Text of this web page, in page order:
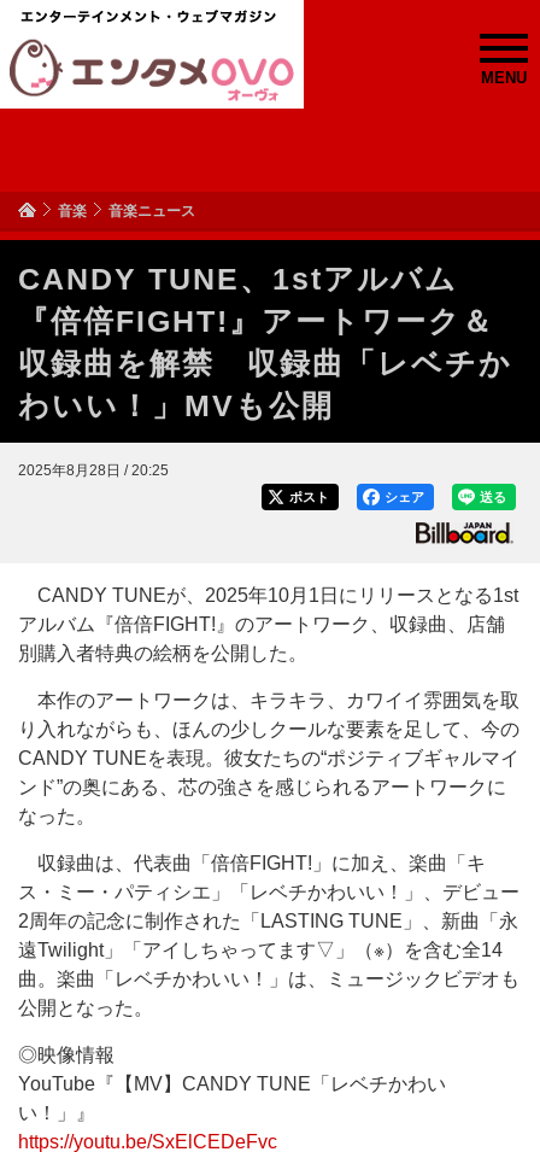
MENU
音楽 音楽ニュース
CANDY TUNE、1stアルバム
『倍倍FIGHT!』アートワーク＆
収録曲を解禁 収録曲「レベチか
わいい！」MVも公開
2025年8月28日 / 20:25
送る
シェア
ポスト
CANDY TUNEが、2025年10月1日にリリースとなる1st
アルバム『倍倍FIGHT!』のアートワーク、収録曲、店舗
別購入者特典の絵柄を公開した。
本作のアートワークは、キラキラ、カワイイ雰囲気を取
り入れながらも、ほんの少しクールな要素を足して、今の
CANDY TUNEを表現。彼女たちの“ポジティブギャルマイ
ンド”の奥にある、芯の強さを感じられるアートワークに
なった。
収録曲は、代表曲「倍倍FIGHT!」に加え、楽曲「キ
ス・ミー・パティシエ」「レベチかわいい！」、デビュー
2周年の記念に制作された「LASTING TUNE」、新曲「永
遠Twilight」「アイしちゃってます▽」（※）を含む全14
曲。楽曲「レベチかわいい！」は、ミュージックビデオも
公開となった。
◎映像情報
YouTube『【MV】CANDY TUNE「レベチかわい
い！」』
https://youtu.be/SxElCEDeFvc